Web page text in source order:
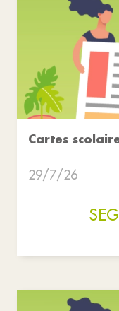
Cartes
29/7/26